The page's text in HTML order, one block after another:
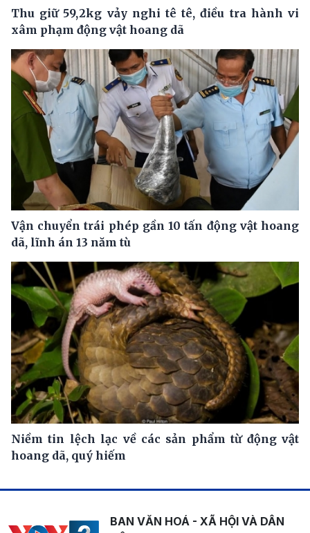
Thu giữ 59,2kg vảy nghi tê tê, điều tra hành vi
xâm phạm động vật hoang dã
Vận chuyển trái phép gần 10 tấn động vật hoang
dã, lĩnh án 13 năm tù
Niềm tin lệch lạc về các sản phẩm từ động vật
hoang dã, quý hiếm
BAN VĂN HOÁ - XÃ HỘI VÀ DÂN